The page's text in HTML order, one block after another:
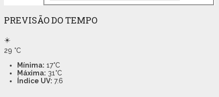
PREVISÃO DO TEMPO
☀️
29 °C
Mínima: 17°C
Máxima: 31°C
Índice UV: 7.6